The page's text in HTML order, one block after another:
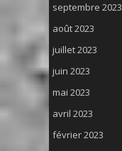
septembre 2023
août 2023
juillet 2023
juin 2023
mai 2023
avril 2023
février 2023